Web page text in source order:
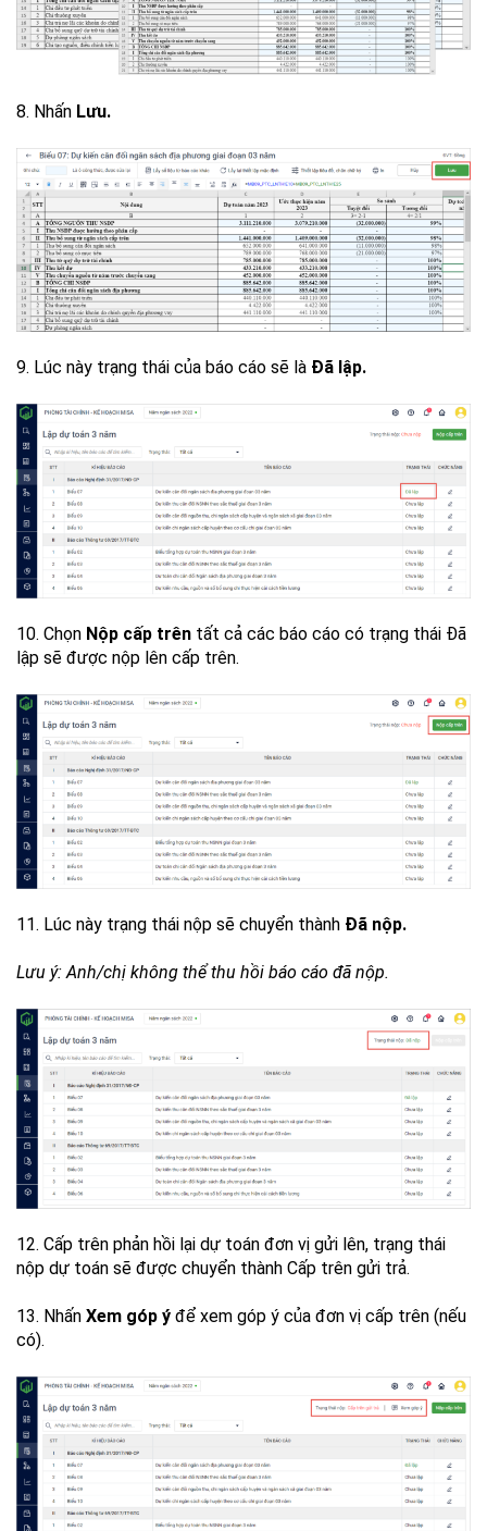
8. Nhấn Lưu.
9. Lúc này trạng thái của báo cáo sẽ là Đã lập.
10. Chọn Nộp cấp trên tất cả các báo cáo có trạng thái Đã
lập sẽ được nộp lên cấp trên.
11. Lúc này trạng thái nộp sẽ chuyển thành Đã nộp.
Lưu ý: Anh/chị không thể thu hồi báo cáo đã nộp.
12. Cấp trên phản hồi lại dự toán đơn vị gửi lên, trạng thái
nộp dự toán sẽ được chuyển thành Cấp trên gửi trả.
13. Nhấn Xem góp ý để xem góp ý của đơn vị cấp trên (nếu
có).